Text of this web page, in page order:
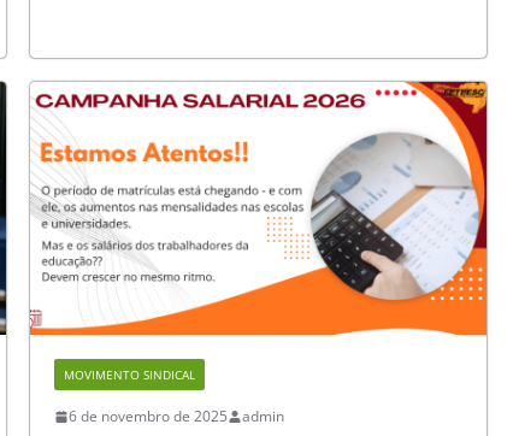
MOVIMENTO SINDICAL
6 de novembro de 2025 admin